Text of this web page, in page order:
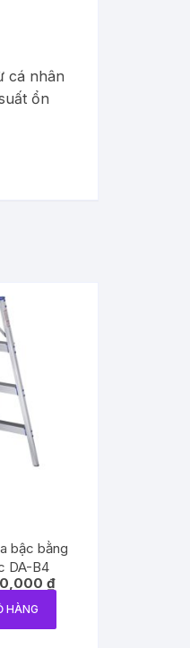
cá nhân
ổn
bậc bằng
DA-B4
₫Giá
hiện
HÀNG